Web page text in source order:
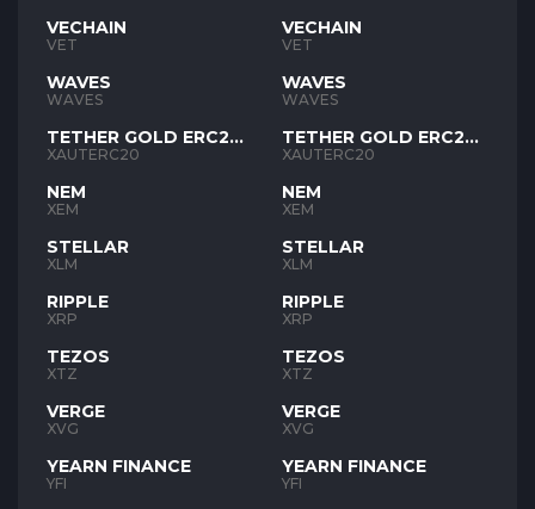
VECHAIN
VET
WAVES
WAVES
TETHER GOLD ERC20
XAUT
XAUTERC20
NEM
XEM
STELLAR
XLM
RIPPLE
XRP
TEZOS
XTZ
VERGE
XVG
YEARN FINANCE
YFI
VECHAIN
VET
WAVES
WAVES
TETHER GOLD ERC20
XAUT
XAUTERC20
NEM
XEM
STELLAR
XLM
RIPPLE
XRP
TEZOS
XTZ
VERGE
XVG
YEARN FINANCE
YFI